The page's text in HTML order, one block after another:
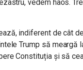
vedem haos.
indiferent de cât
Trump să meargă
Constituția și să